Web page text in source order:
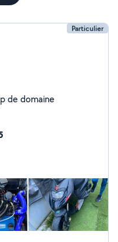
Particulier
de domaine